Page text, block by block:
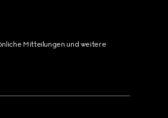
Mitteilungen und weitere